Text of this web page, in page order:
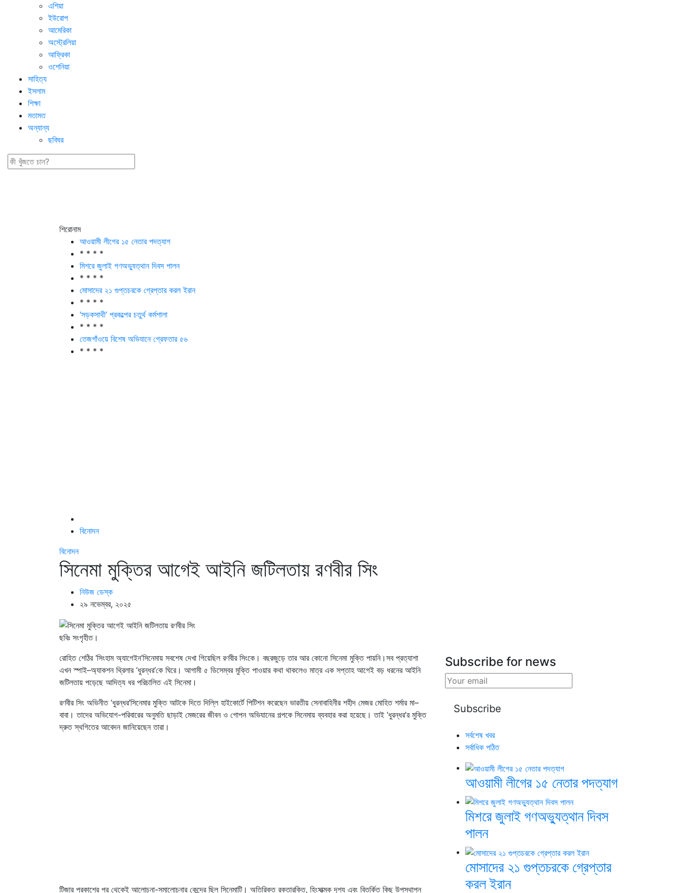
এশিয়া
ইউরোপ
আমেরিকা
অস্ট্রেলিয়া
আফ্রিকা
ওশেনিয়া
সাহিত্য
ইসলাম
শিক্ষা
মতামত
অন্যান্য
ছবিঘর
শিরোনাম
আওয়ামী লীগের ১৫ নেতার পদত্যাগ
* * * *
মিশরে জুলাই গণঅভ্যুত্থান দিবস পালন
* * * *
মোসাদের ২১ গুপ্তচরকে গ্রেপ্তার করল ইরান
* * * *
‘সড়কসাথী’ প্রকল্পের চতুর্থ কর্মশালা
* * * *
তেজগাঁওয়ে বিশেষ অভিযানে গ্রেফতার ৫৬
* * * *
বিনোদন
বিনোদন
সিনেমা মুক্তির আগেই আইনি জটিলতায় রণবীর সিং
নিউজ ডেস্ক
২৯ নভেম্বর, ২০২৫
ছবিঃ সংগৃহীত।
রোহিত শেঠির ‘সিংহাম অ্যাগেইন’সিনেমায় সবশেষ দেখা গিয়েছিল রণবীর সিংকে। বছরজুড়ে তার আর কোনো সিনেমা মুক্তি পায়নি।সব প্রত্যাশা
এখন স্পাই–অ্যাকশন থ্রিলার ‘ধুরন্ধর’কে ঘিরে। আগামী ৫ ডিসেম্বর মুক্তি পাওয়ার কথা থাকলেও মাত্র এক সপ্তাহ আগেই বড় ধরনের আইনি
জটিলতায় পড়েছে আদিত্য ধর পরিচালিত এই সিনেমা।
রণবীর সিং অভিনীত ‘ধুরন্ধর’সিনেমার মুক্তি আটকে দিতে দিল্লি হাইকোর্টে পিটিশন করেছেন ভারতীয় সেনাবাহিনীর শহীদ মেজর মোহিত শর্মার মা–
বাবা। তাদের অভিযোগ-পরিবারের অনুমতি ছাড়াই মেজরের জীবন ও গোপন অভিযানের গল্পকে সিনেমায় ব্যবহার করা হয়েছে। তাই ‘ধুরন্ধর’র মুক্তি
দ্রুত স্থগিতের আবেদন জানিয়েছেন তারা।
টিজার প্রকাশের পর থেকেই আলোচনা-সমালোচনার কেন্দ্রে ছিল সিনেমাটি। অতিরিক্ত রক্তারক্তি, হিংসাত্মক দৃশ্য এবং বিতর্কিত কিছু উপস্থাপন
Subscribe for news
সর্বশেষ খবর
সর্বাধিক পঠিত
আওয়ামী লীগের ১৫ নেতার পদত্যাগ
মিশরে জুলাই গণঅভ্যুত্থান দিবস
পালন
মোসাদের ২১ গুপ্তচরকে গ্রেপ্তার
করল ইরান